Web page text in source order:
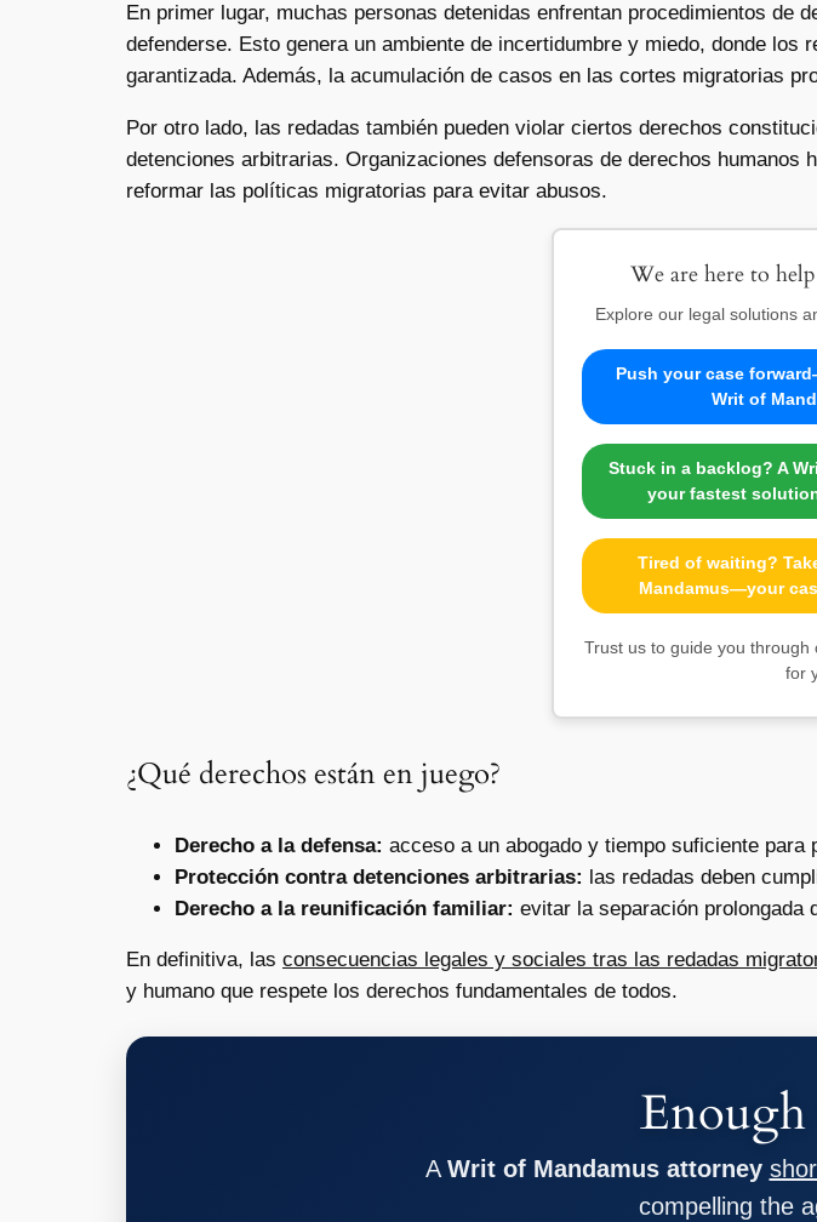
En primer lugar, muchas personas detenidas enfrentan procedimientos
defenderse. Esto genera un ambiente de incertidumbre y miedo, donde
garantizada. Además, la acumulación de casos en las cortes migratorias
Por otro lado, las redadas también pueden violar ciertos derechos
detenciones arbitrarias. Organizaciones defensoras de derechos
reformar las políticas migratorias para evitar abusos.
We are here to
Explore our legal solutions
Push your case
Writ of
Stuck in a backlog? A
your fastest
Tired of waiting?
Mandamus—your
Trust us to guide you
for
¿Qué derechos están en juego?
Derecho a la defensa: acceso a un abogado y tiempo suficiente para
Protección contra detenciones arbitrarias: las redadas deben
Derecho a la reunificación familiar: evitar la separación prolongada
En definitiva, las consecuencias legales y sociales tras las redadas
y humano que respete los derechos fundamentales de todos.
AWrit of Mandamus attorney
compelling the